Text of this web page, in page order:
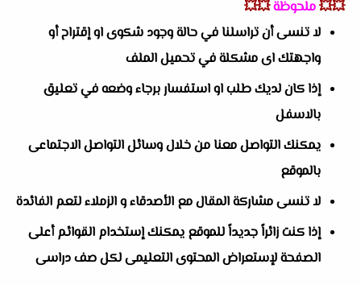
💥💥ملحوظة💥💥
لا تنسى أن تراسلنا في حالة وجود شكوى او إقتراح أو
واجهتك اى مشكلة في تحميل الملف
إذا كان لديك طلب او استفسار برجاء وضعه في تعليق
بالاسفل
يمكنك التواصل معنا من خلال وسائل التواصل الاجتماعى
بالموقع
لا تنسى مشاركة المقال مع الأصدقاء و الزملاء لتعم الفائدة
إذا كنت زائراً جديداً للموقع يمكنك إستخدام القوائم أعلى
الصفحة لإستعراض المحتوى التعليمى لكل صف دراسى